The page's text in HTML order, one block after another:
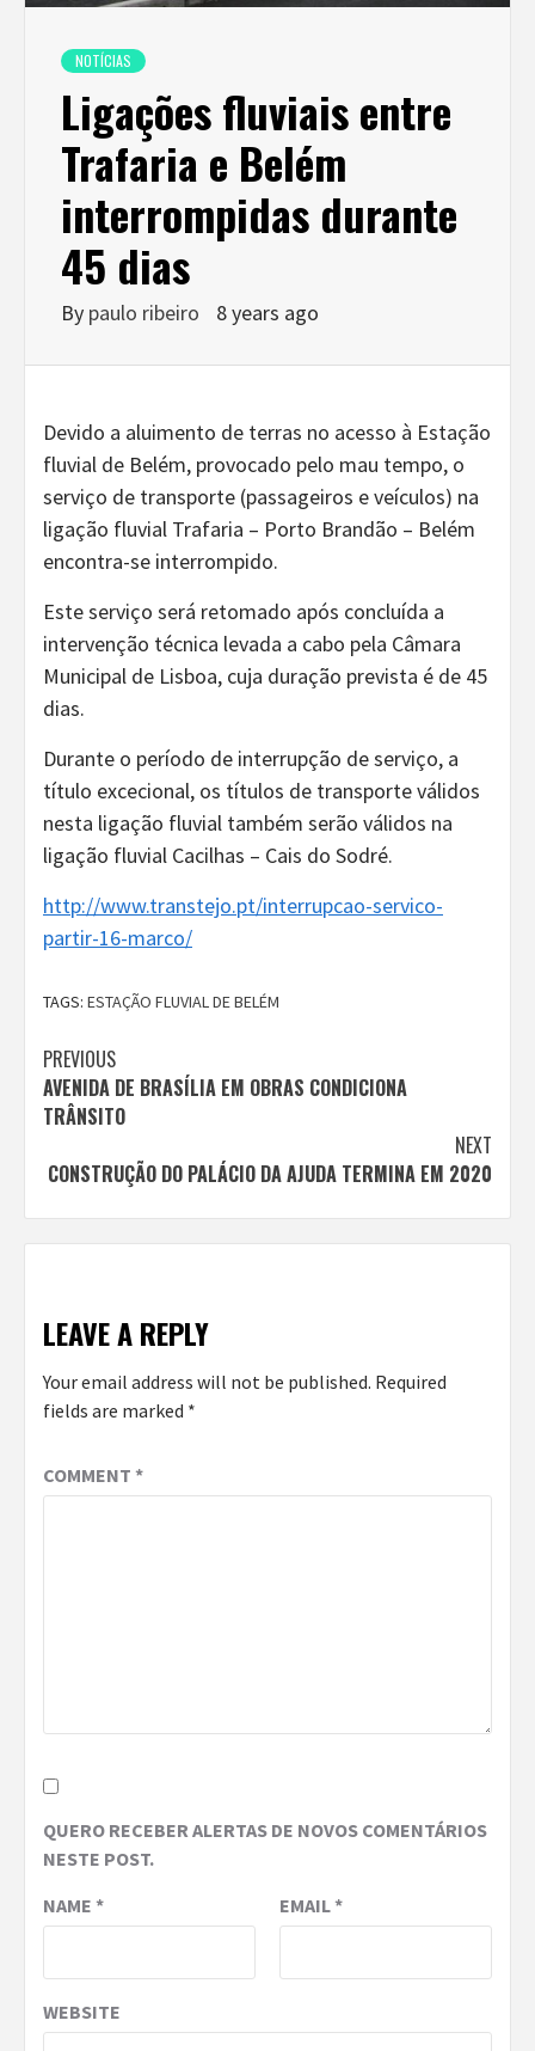
NOTÍCIAS
Ligações fluviais entre
Trafaria e Belém
interrompidas durante
45 dias
By paulo ribeiro 8 years ago
Devido a aluimento de terras no acesso à Estação
fluvial de Belém, provocado pelo mau tempo, o
serviço de transporte (passageiros e veículos) na
ligação fluvial Trafaria – Porto Brandão – Belém
encontra-se interrompido.
Este serviço será retomado após concluída a
intervenção técnica levada a cabo pela Câmara
Municipal de Lisboa, cuja duração prevista é de 45
dias.
Durante o período de interrupção de serviço, a
título excecional, os títulos de transporte válidos
nesta ligação fluvial também serão válidos na
ligação fluvial Cacilhas – Cais do Sodré.
http://www.transtejo.pt/interrupcao-servico-
partir-16-marco/
TAGS: ESTAÇÃO FLUVIAL DE BELÉM
Continue
Reading
PREVIOUS
AVENIDA DE BRASÍLIA EM OBRAS CONDICIONA
TRÂNSITO
NEXT
CONSTRUÇÃO DO PALÁCIO DA AJUDA TERMINA EM 2020
LEAVE A REPLY
Your email address will not be published. Required
fields are marked *
COMMENT *
QUERO RECEBER ALERTAS DE NOVOS COMENTÁRIOS
NESTE POST.
NAME * EMAIL*
WEBSITE